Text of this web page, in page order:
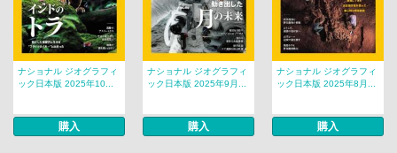
ナショナル ジオグラフィ
ック日本版 2025年10...
購入
ナショナル ジオグラフィ
ック日本版 2025年9月...
購入
ナショナル ジオグラフィ
ック日本版 2025年8月...
購入